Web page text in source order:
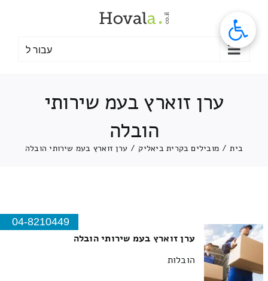
עבור ל
ערן זוארץ בעמ שירותי
הובלה
בית / מובילים בקרית ביאליק / ערן זוארץ בעמ שירותי הובלה
04-8210449
ערן זוארץ בעמ שירותי הובלה
הובלות